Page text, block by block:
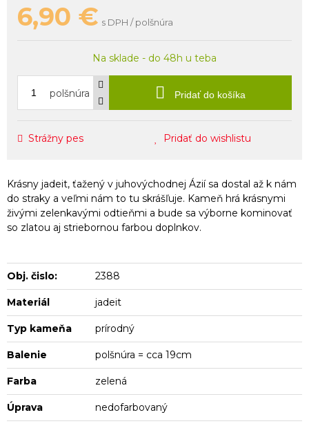
6,90 € s DPH / polšnúra
Na sklade - do 48h u teba
polšnúra Pridať do košíka
Strážny pes Pridať do wishlistu
Krásny jadeit, ťažený v juhovýchodnej Ázií sa dostal až k nám
do straky a veľmi nám to tu skrášľuje. Kameň hrá krásnymi
živými zelenkavými odtieňmi a bude sa výborne kominovať
so zlatou aj striebornou farbou doplnkov.
Obj. čislo: 2388
Materiál jadeit
Typ kameňa prírodný
Balenie polšnúra = cca 19cm
Farba zelená
Úprava nedofarbovaný